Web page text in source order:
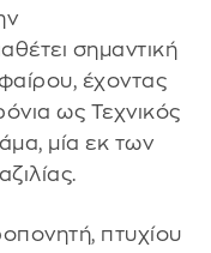
σημαντική
έχοντας
ως Τεχνικός
μία εκ των
πτυχίου